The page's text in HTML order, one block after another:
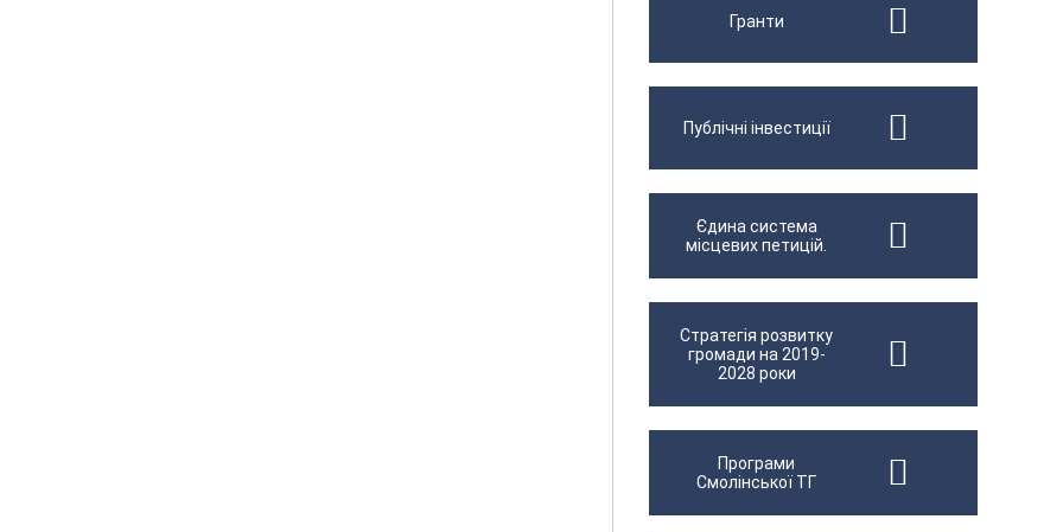
Гранти
Публічні інвестиції
Єдина система
місцевих петицій.
Стратегія розвитку
громади на 2019-
2028 роки
Програми
Смолінської ТГ